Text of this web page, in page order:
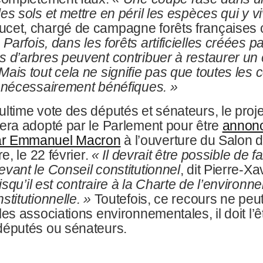
sols et mettre en péril les espèces qui y
chargé de campagne forêts françaises
Parfois, dans les forêts artificielles créées
d’arbres peuvent contribuer à restaurer un
tout cela ne signifie pas que toutes les
bénéfiques. »
vote des députés et sénateurs, le
adopté par le Parlement pour être
Emmanuel Macron à l’ouverture du Salon
le 22 février. « Il devrait être possible de
le Conseil constitutionnel, dit Pierre-
est contraire à la Charte de
» Toutefois, ce recours ne
associations environnementales, il doit
ou sénateurs.